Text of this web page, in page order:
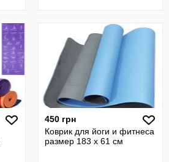
450 грн
Коврик для йоги и фитнеса
размер 183 х 61 см